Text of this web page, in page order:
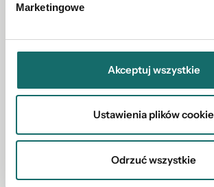
Marketingowe
Akceptuj wszystkie
Ustawienia plików cookie
Odrzuć wszystkie